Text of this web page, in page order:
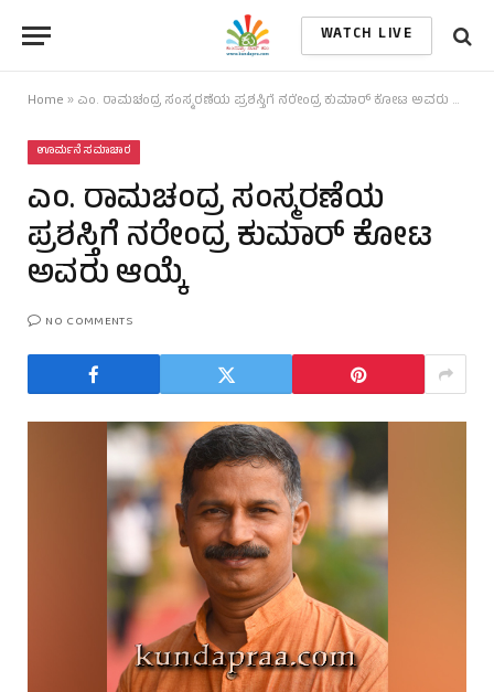
WATCH LIVE
Home » ಎಂ. ರಾಮಚಂದ್ರ ಸಂಸ್ಮರಣೆಯ ಪ್ರಶಸ್ತಿಗೆ ನರೇಂದ್ರ ಕುಮಾರ್ ಕೋಟ ಅವರು ಆಯ್ಕೆ
ಊರ್ಮನೆ ಸಮಾಚಾರ
ಎಂ. ರಾಮಚಂದ್ರ ಸಂಸ್ಮರಣೆಯ
ಪ್ರಶಸ್ತಿಗೆ ನರೇಂದ್ರ ಕುಮಾರ್ ಕೋಟ
ಅವರು ಆಯ್ಕೆ
NO COMMENTS